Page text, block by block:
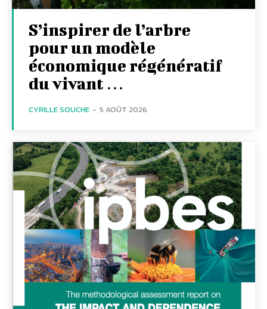
S’inspirer de l’arbre
pour un modèle
économique régénératif
du vivant …
CYRILLE SOUCHE - 5 AOÛT 2026